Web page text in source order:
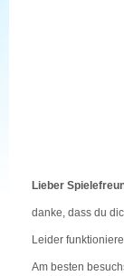
Lieber
danke, dass du
Leider
Am besten